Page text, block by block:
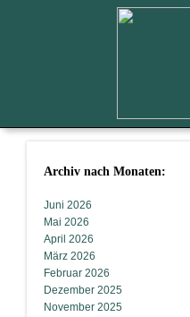
Archiv nach Monaten:
Juni 2026
Mai 2026
April 2026
März 2026
Februar 2026
Dezember 2025
November 2025